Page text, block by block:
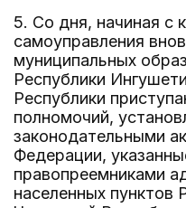
5. Со дня, начиная с
самоуправления
муниципальных
Республики
Республики
полномочий,
законодательными
Федерации,
правопреемниками
населенных пунктов